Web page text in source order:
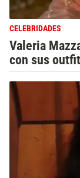
CELEBRIDADES
Valeria
con sus